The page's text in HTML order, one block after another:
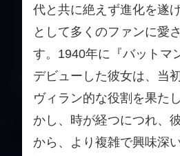
代と共に絶えず進化を遂
として多くのファンに愛
す。1940年に『バットマ
デビューした彼女は、当
ヴィラン的な役割を果た
かし、時が経つにつれ、
から、より複雑で興味深